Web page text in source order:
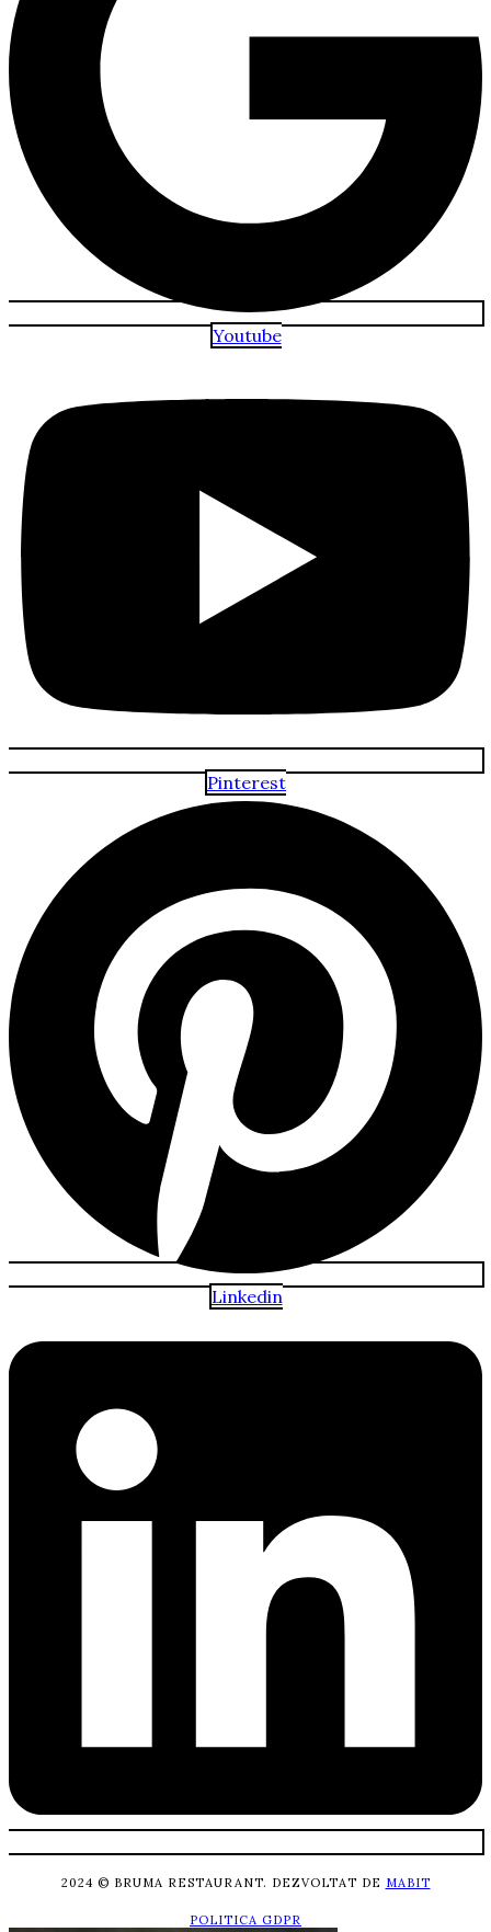
Youtube
Pinterest
Linkedin
2024 © BRUMA RESTAURANT. DEZVOLTAT DE MABIT
POLITICA GDPR